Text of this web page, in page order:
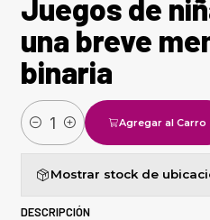
Juegos de
una breve
binaria
Cantidad
Agregar al Carro
Mostrar stock de
DESCRIPCIÓN